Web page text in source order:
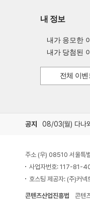
내 정보
내가 응모한
내가 당첨된
전체 이벤
공지
주소 (우) 08510 서울특
사업자번호: 117-81-
호스팅 제공자: (주)커넥
콘텐츠산업진흥법 콘텐